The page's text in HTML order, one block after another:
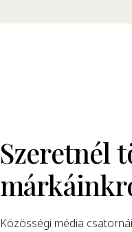
Szeretnél
Közösségi média